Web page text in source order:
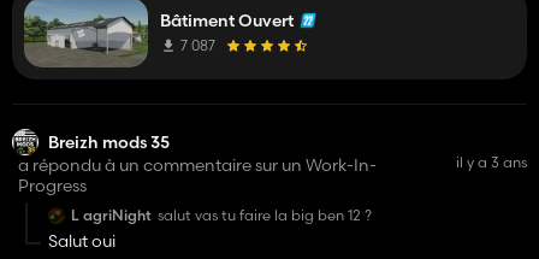
Bâtiment Ouvert
7 087
Breizh mods 35
a répondu à un commentaire sur un Work-In-
Progress
il y a 3 ans
L agriNight salut vas tu faire la big ben 12 ?
Salut oui